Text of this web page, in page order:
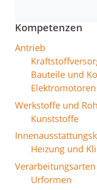
Kompetenzen
Antrieb
Bauteile und
Elektromotoren
Werkstoffe und
Kunststoffe
Heizung und
Verarbeitungsarten
Urformen